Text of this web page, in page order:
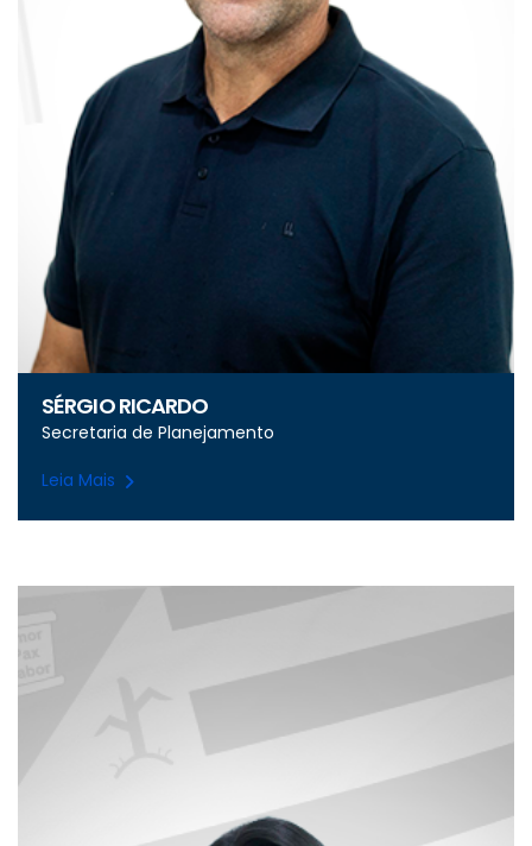
SÉRGIO RICARDO
Secretaria de Planejamento
Leia Mais